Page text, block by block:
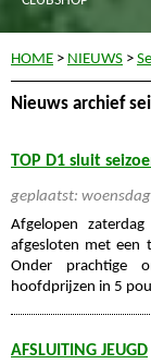
HOME > NIEUWS >
Nieuws archief
TOP D1 sluit
geplaatst:
Afgelopen
afgesloten met een
Onder prachtige
hoofdprijzen in 5
AFSLUITING JEUGD